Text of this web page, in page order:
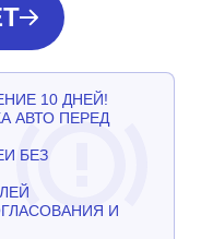
10 ДНЕЙ!
АВТО ПЕРЕД
БЕЗ
И